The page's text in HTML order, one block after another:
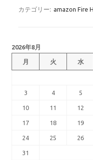
カテゴリー: amazon Fire
2026年8月
月 火 水
3 4 5
10 11 12
17 18 19
24 25 26
31